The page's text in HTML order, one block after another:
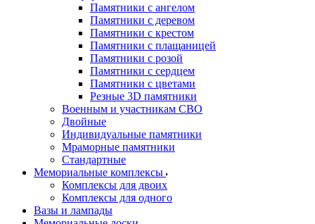
Памятники с ангелом
Памятники с деревом
Памятники с крестом
Памятники с плащаницей
Памятники с розой
Памятники с сердцем
Памятники с цветами
Резные 3D памятники
Военным и участникам СВО
Двойные
Индивидуальные памятники
Мраморные памятники
Стандартные
Мемориальные комплексы
Комплексы для двоих
Комплексы для одного
Вазы и лампады